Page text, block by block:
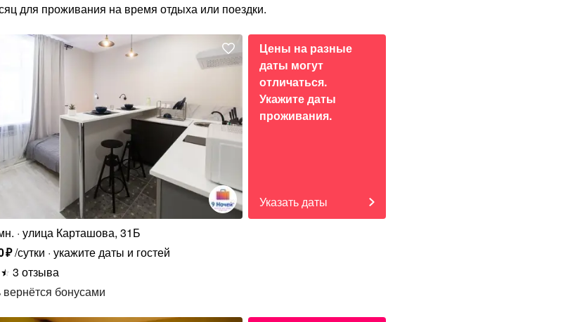
для проживания на время отдыха или поездки.
улица Карташова, 31Б
₽/сутки укажите даты и гостей
3 отзыва
вернётся бонусами
Цены на разные
даты могут
отличаться.
Укажите даты
проживания.
Указать даты